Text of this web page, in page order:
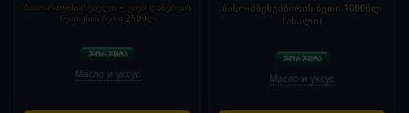
ბასო-რაფინირებული + ცივი დაწურვის
ზეითუნის ზეთი 250მლ
Масло и уксус
ბასო-მზესუმზირის ზეთი 1000მლ
(ახალი)
Масло и уксус